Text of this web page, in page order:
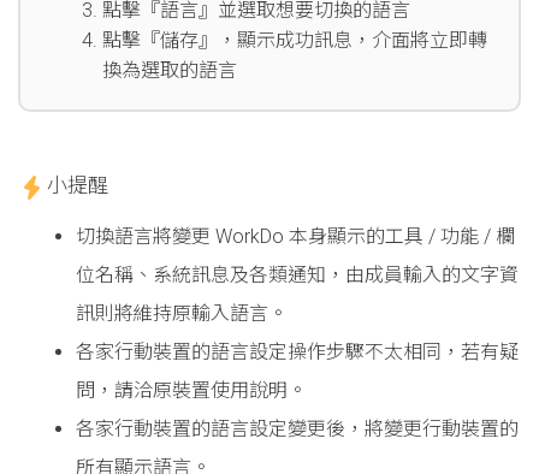
點擊『語言』並選取想要切換的語言
點擊『儲存』，顯示成功訊息，介面將立即轉
換為選取的語言
小提醒
切換語言將變更 WorkDo 本身顯示的工具 / 功能 / 欄
位名稱、系統訊息及各類通知，由成員輸入的文字資
訊則將維持原輸入語言。
各家行動裝置的語言設定操作步驟不太相同，若有疑
問，請洽原裝置使用說明。
各家行動裝置的語言設定變更後，將變更行動裝置的
所有顯示語言。